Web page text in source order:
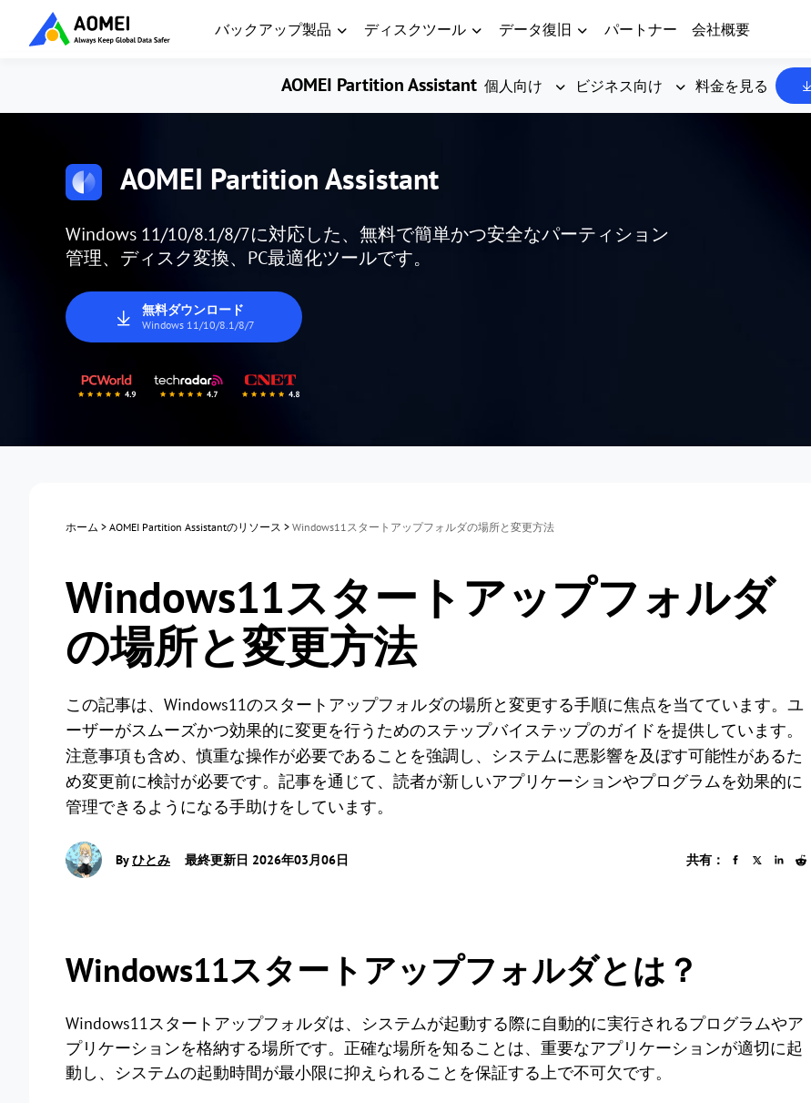
バックアップ製品 ディスクツール データ復旧 パートナー 会社概要
AOMEI Partition Assistant 個人向け ビジネス向け 料金を見る
AOMEI Partition Assistant
Windows 11/10/8.1/8/7に対応した、無料で簡単かつ安全なパーティション
管理、ディスク変換、PC最適化ツールです。
無料ダウンロード
Windows 11/10/8.1/8/7
ホーム > AOMEI Partition Assistantのリソース > Windows11スタートアップフォルダの場所と変更方法
Windows11スタートアップフォルダ
の場所と変更方法
この記事は、Windows11のスタートアップフォルダの場所と変更する手順に焦点を当てています。ユ
ーザーがスムーズかつ効果的に変更を行うためのステップバイステップのガイドを提供しています。
注意事項も含め、慎重な操作が必要であることを強調し、システムに悪影響を及ぼす可能性があるた
め変更前に検討が必要です。記事を通じて、読者が新しいアプリケーションやプログラムを効果的に
管理できるようになる手助けをしています。
Byひとみ 最終更新日 2026年03月06日 共有：
Windows11スタートアップフォルダとは？
Windows11スタートアップフォルダは、システムが起動する際に自動的に実行されるプログラムやア
プリケーションを格納する場所です。正確な場所を知ることは、重要なアプリケーションが適切に起
動し、システムの起動時間が最小限に抑えられることを保証する上で不可欠です。